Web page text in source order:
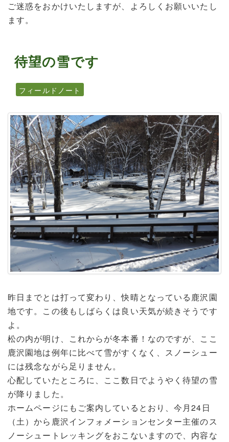
ご迷惑をおかけいたしますが、よろしくお願いいたし
ます。
待望の雪です
フィールドノート
昨日までとは打って変わり、快晴となっている鹿沢園
地です。この後もしばらくは良い天気が続きそうです
よ。
松の内が明け、これからが冬本番！なのですが、ここ
鹿沢園地は例年に比べて雪がすくなく、スノーシュー
には残念ながら足りません。
心配していたところに、ここ数日でようやく待望の雪
が降りました。
ホームページにもご案内しているとおり、今月24日
（土）から鹿沢インフォメーションセンター主催のス
ノーシュートレッキングをおこないますので、内容な